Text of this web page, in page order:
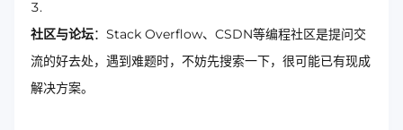
社区与论坛：Stack Overflow、CSDN等编程社区是提问交
流的好去处，遇到难题时，不妨先搜索一下，很可能已有现成
解决方案。